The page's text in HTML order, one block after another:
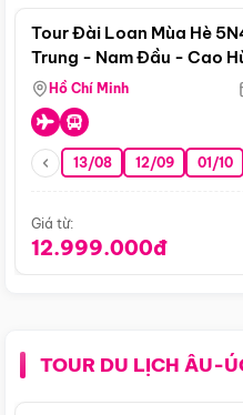
Tour Đài Loan Mùa Hè
Trung - Nam Đầu - Cao
Hồ Chí Minh
13/08 12/09 01/10
Giá từ:
12.999.000đ
TOUR DU LỊCH ÂU-